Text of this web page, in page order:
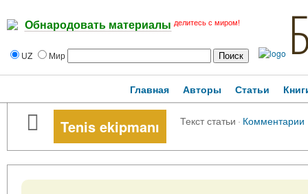
Обнародовать материалы делитесь с миром!
UZ Мир
Главная Авторы Статьи
Tenis ekipmanı Текст статьи · Комментарии